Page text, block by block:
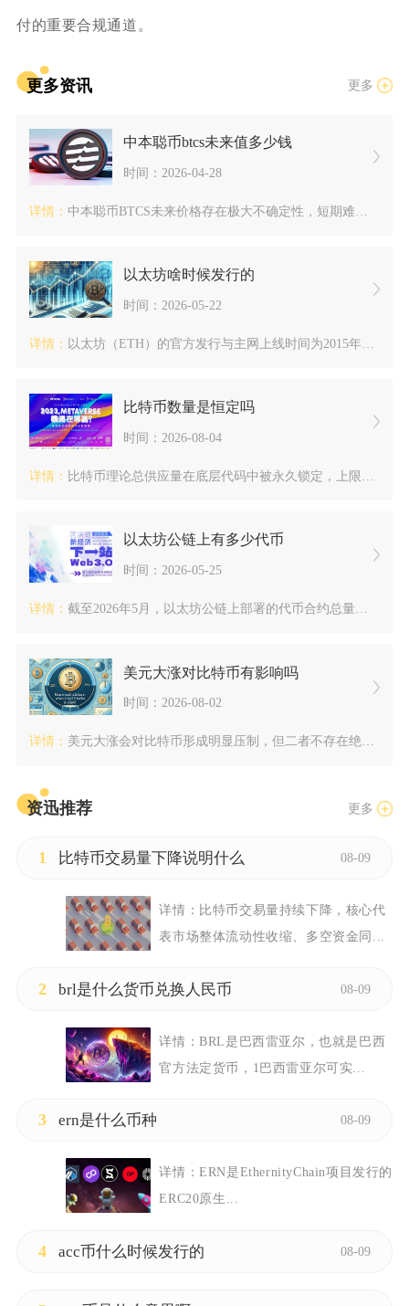
付的重要合规通道。
更多资讯 更多
中本聪币btcs未来值多少钱
时间：2026-04-28
详情： 中本聪币BTCS未来价格存在极大不确定性，短期难以突破千元，...
以太坊啥时候发行的
时间：2026-05-22
详情： 以太坊（ETH）的官方发行与主网上线时间为2015年7月30...
比特币数量是恒定吗
时间：2026-08-04
详情： 比特币理论总供应量在底层代码中被永久锁定，上限数值固定趋近于...
以太坊公链上有多少代币
时间：2026-05-25
详情： 截至2026年5月，以太坊公链上部署的代币合约总量已突破19...
美元大涨对比特币有影响吗
时间：2026-08-02
详情： 美元大涨会对比特币形成明显压制，但二者不存在绝对固化的涨跌绑...
资迅推荐 更多
1 比特币交易量下降说明什么 08-09
详情： 比特币交易量持续下降，核心代
表市场整体流动性收缩、多空资金同...
2 brl是什么货币兑换人民币 08-09
详情：BRL是巴西雷亚尔，也就是巴西
官方法定货币，1巴西雷亚尔可实...
3 ern是什么币种 08-09
详情：ERN是EthernityChain项目发行的
ERC20原生...
4 acc币什么时候发行的 08-09